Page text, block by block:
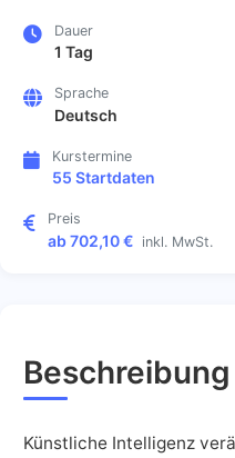
Dauer
1 Tag
Sprache
Deutsch
Kurstermine
55 Startdaten
Preis
ab 702,10 € inkl. MwSt.
Beschreibung
Künstliche Intelligenz